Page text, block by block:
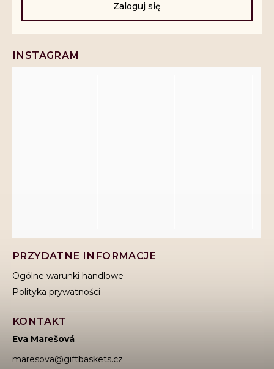
Zaloguj się
PRZYDATNE INFORMACJE
Ogólne warunki handlowe
Polityka prywatności
KONTAKT
Eva Marešová
maresova@giftbaskets.cz
INSTAGRAM